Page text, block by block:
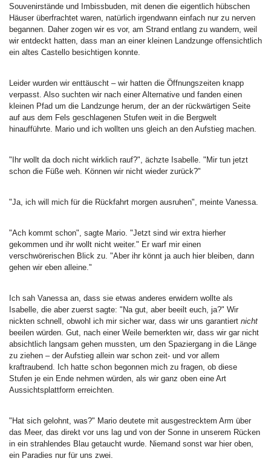
Souvenirstände und Imbissbuden, mit denen die eigentlich hübschen
Häuser überfrachtet waren, natürlich irgendwann einfach nur zu nerven
begannen. Daher zogen wir es vor, am Strand entlang zu wandern, weil
wir entdeckt hatten, dass man an einer kleinen Landzunge offensichtlich
ein altes Castello besichtigen konnte.
Leider wurden wir enttäuscht – wir hatten die Öffnungszeiten knapp
verpasst. Also suchten wir nach einer Alternative und fanden einen
kleinen Pfad um die Landzunge herum, der an der rückwärtigen Seite
auf aus dem Fels geschlagenen Stufen weit in die Bergwelt
hinaufführte. Mario und ich wollten uns gleich an den Aufstieg machen.
"Ihr wollt da doch nicht wirklich rauf?", ächzte Isabelle. "Mir tun jetzt
schon die Füße weh. Können wir nicht wieder zurück?"
"Ja, ich will mich für die Rückfahrt morgen ausruhen", meinte Vanessa.
"Ach kommt schon", sagte Mario. "Jetzt sind wir extra hierher
gekommen und ihr wollt nicht weiter." Er warf mir einen
verschwörerischen Blick zu. "Aber ihr könnt ja auch hier bleiben, dann
gehen wir eben alleine."
Ich sah Vanessa an, dass sie etwas anderes erwidern wollte als
Isabelle, die aber zuerst sagte: "Na gut, aber beeilt euch, ja?" Wir
nickten schnell, obwohl ich mir sicher war, dass wir uns garantiert nicht
beeilen würden. Gut, nach einer Weile bemerkten wir, dass wir gar nicht
absichtlich langsam gehen mussten, um den Spaziergang in die Länge
zu ziehen – der Aufstieg allein war schon zeit- und vor allem
kraftraubend. Ich hatte schon begonnen mich zu fragen, ob diese
Stufen je ein Ende nehmen würden, als wir ganz oben eine Art
Aussichtsplattform erreichten.
"Hat sich gelohnt, was?" Mario deutete mit ausgestrecktem Arm über
das Meer, das direkt vor uns lag und von der Sonne in unserem Rücken
in ein strahlendes Blau getaucht wurde. Niemand sonst war hier oben,
ein Paradies nur für uns zwei.